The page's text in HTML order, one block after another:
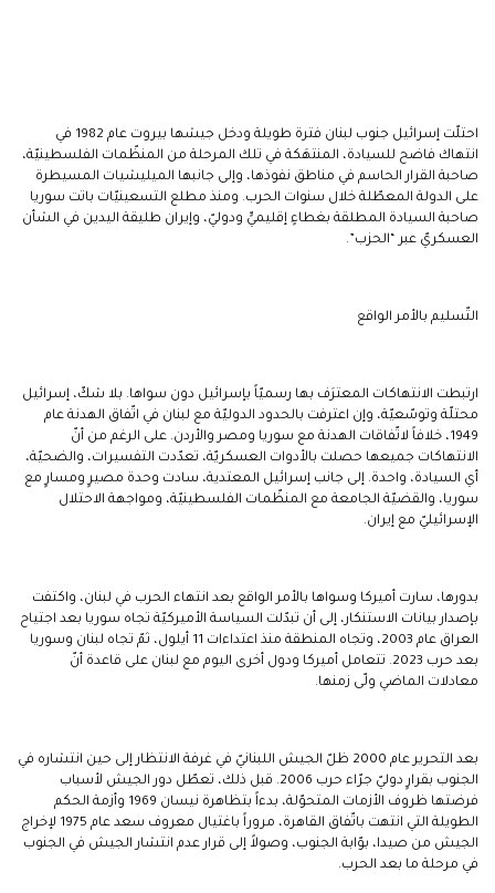
احتلّت إسرائيل جنوب لبنان فترة طويلة ودخل جيشها بيروت عام 1982 في
انتهاك فاضح للسيادة، المنتهَكة في تلك المرحلة من المنظّمات الفلسطينيّة،
صاحبة القرار الحاسم في مناطق نفوذها، وإلى جانبها الميليشيات المسيطرة
على الدولة المعطّلة خلال سنوات الحرب. ومنذ مطلع التسعينيّات باتت سوريا
صاحبة السيادة المطلقة بغطاءٍ إقليميٍّ ودوليّ، وإيران طليقة اليدين في الشأن
العسكريّ عبر “الحزب”.
التّسليم بالأمر الواقع
ارتبطت الانتهاكات المعترَف بها رسميّاً بإسرائيل دون سواها. بلا شكّ، إسرائيل
محتلّة وتوسّعيّة، وإن اعترفت بالحدود الدوليّة مع لبنان في اتّفاق الهدنة عام
1949، خلافاً لاتّفاقات الهدنة مع سوريا ومصر والأردن. على الرغم من أنّ
الانتهاكات جميعها حصلت بالأدوات العسكريّة، تعدّدت التفسيرات، والضحيّة،
أي السيادة، واحدة. إلى جانب إسرائيل المعتدية، سادت وحدة مصيرٍ ومسارٍ مع
سوريا، والقضيّة الجامعة مع المنظّمات الفلسطينيّة، ومواجهة الاحتلال
الإسرائيليّ مع إيران.
بدورها، سارت أميركا وسواها بالأمر الواقع بعد انتهاء الحرب في لبنان، واكتفت
بإصدار بيانات الاستنكار، إلى أن تبدّلت السياسة الأميركيّة تجاه سوريا بعد اجتياح
العراق عام 2003، وتجاه المنطقة منذ اعتداءات 11 أيلول، ثمّ تجاه لبنان وسوريا
بعد حرب 2023. تتعامل أميركا ودول أخرى اليوم مع لبنان على قاعدة أنّ
معادلات الماضي ولّى زمنها.
بعد التحرير عام 2000 ظلّ الجيش اللبنانيّ في غرفة الانتظار إلى حين انتشاره في
الجنوب بقرارٍ دوليّ جرّاء حرب 2006. قبل ذلك، تعطّل دور الجيش لأسباب
فرضتها ظروف الأزمات المتحوّلة، بدءاً بتظاهرة نيسان 1969 وأزمة الحكم
الطويلة التي انتهت باتّفاق القاهرة، مروراً باغتيال معروف سعد عام 1975 لإخراج
الجيش من صيدا، بوّابة الجنوب، وصولاً إلى قرار عدم انتشار الجيش في الجنوب
في مرحلة ما بعد الحرب.